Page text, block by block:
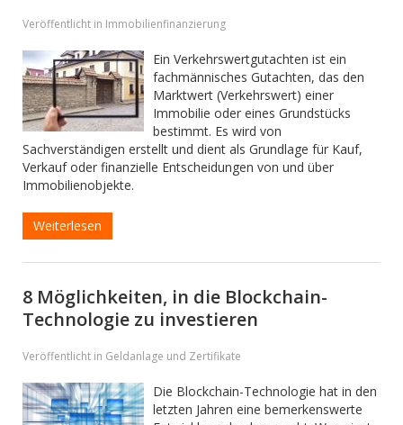
Veröffentlicht in Immobilienfinanzierung
Ein Verkehrswertgutachten ist ein
fachmännisches Gutachten, das den
Marktwert (Verkehrswert) einer
Immobilie oder eines Grundstücks
bestimmt. Es wird von
Sachverständigen erstellt und dient als Grundlage für Kauf,
Verkauf oder finanzielle Entscheidungen von und über
Immobilienobjekte.
Weiterlesen
8 Möglichkeiten, in die Blockchain-
Technologie zu investieren
Veröffentlicht in Geldanlage und Zertifikate
Die Blockchain-Technologie hat in den
letzten Jahren eine bemerkenswerte